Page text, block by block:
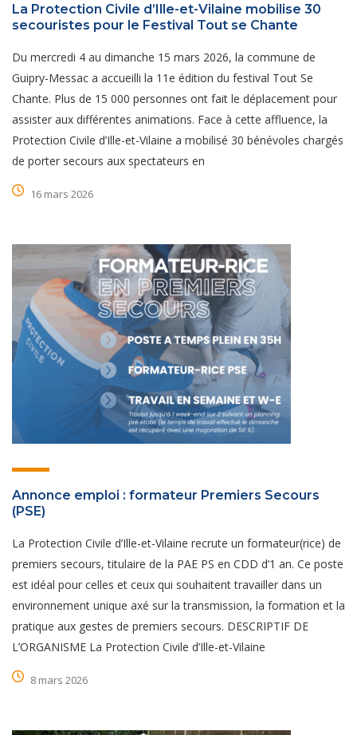
La Protection Civile d’Ille-et-Vilaine mobilise 30
secouristes pour le Festival Tout se Chante
Du mercredi 4 au dimanche 15 mars 2026, la commune de
Guipry-Messac a accueilli la 11e édition du festival Tout Se
Chante. Plus de 15 000 personnes ont fait le déplacement pour
assister aux différentes animations. Face à cette affluence, la
Protection Civile d’Ille-et-Vilaine a mobilisé 30 bénévoles chargés
de porter secours aux spectateurs en
16 mars 2026
Annonce emploi : formateur Premiers Secours
(PSE)
La Protection Civile d’Ille-et-Vilaine recrute un formateur(rice) de
premiers secours, titulaire de la PAE PS en CDD d’1 an. Ce poste
est idéal pour celles et ceux qui souhaitent travailler dans un
environnement unique axé sur la transmission, la formation et la
pratique aux gestes de premiers secours. DESCRIPTIF DE
L’ORGANISME La Protection Civile d’Ille-et-Vilaine
8 mars 2026